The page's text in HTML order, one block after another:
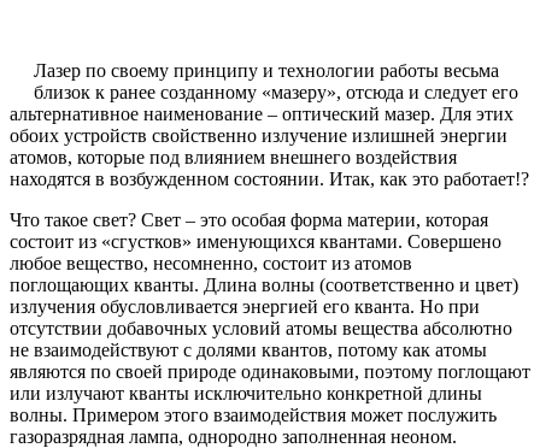
Лазер по своему принципу и технологии работы весьма
близок к ранее созданному «мазеру», отсюда и следует его
альтернативное наименование – оптический мазер. Для этих
обоих устройств свойственно излучение излишней энергии
атомов, которые под влиянием внешнего воздействия
находятся в возбужденном состоянии. Итак, как это работает!?
Что такое свет? Свет – это особая форма материи, которая
состоит из «сгустков» именующихся квантами. Совершено
любое вещество, несомненно, состоит из атомов
поглощающих кванты. Длина волны (соответственно и цвет)
излучения обусловливается энергией его кванта. Но при
отсутствии добавочных условий атомы вещества абсолютно
не взаимодействуют с долями квантов, потому как атомы
являются по своей природе одинаковыми, поэтому поглощают
или излучают кванты исключительно конкретной длины
волны. Примером этого взаимодействия может послужить
газоразрядная лампа, однородно заполненная неоном.